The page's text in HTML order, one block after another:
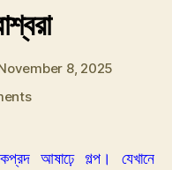
8, 2025
on
আষাঢ়ে গল্প। যেখানে